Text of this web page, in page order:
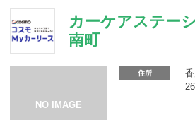
カーリース体験談
カーケアステー
南町
住所